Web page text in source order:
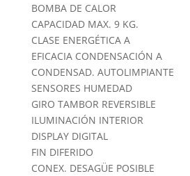
BOMBA DE CALOR
CAPACIDAD MAX. 9 KG.
CLASE ENERGÉTICA A
EFICACIA CONDENSACIÓN A
CONDENSAD. AUTOLIMPIANTE
SENSORES HUMEDAD
GIRO TAMBOR REVERSIBLE
ILUMINACIÓN INTERIOR
DISPLAY DIGITAL
FIN DIFERIDO
CONEX. DESAGÜE POSIBLE